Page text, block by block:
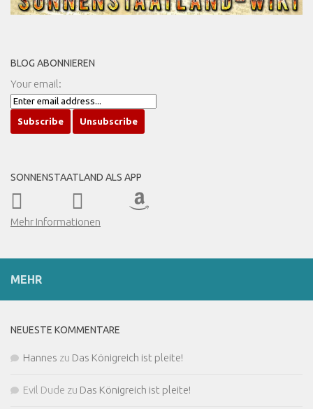
BLOG ABONNIEREN
Your email:
SONNENSTAATLAND ALS APP
Mehr Informationen
MEHR
NEUESTE KOMMENTARE
Hannes zu Das Königreich ist pleite!
Evil Dude zu Das Königreich ist pleite!